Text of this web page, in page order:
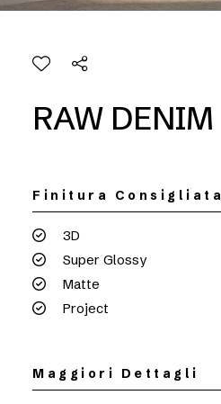
RAW DENIM
Finitura Consigliata
3D
Super Glossy
Matte
Project
Maggiori Dettagli